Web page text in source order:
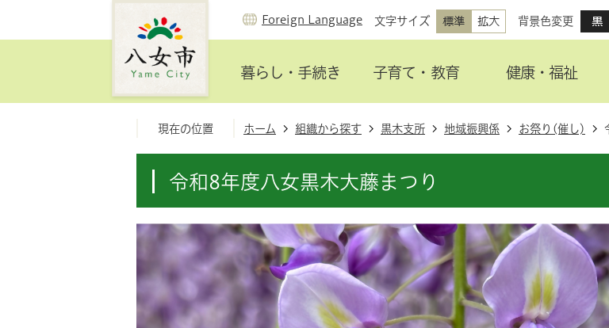
Foreign Language 文字サイズ 背景色変更
暮らし・手続き 子育て・教育 健康・福祉
現在の位置 ホーム 組織から探す 黒木支所 地域振興係 お祭り(催し)
令和8年度八女黒木大藤まつり